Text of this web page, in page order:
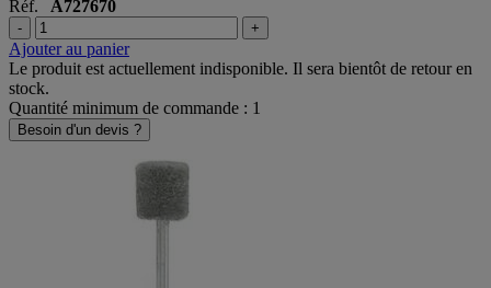
Réf. A727670
- +
Ajouter au panier
Le produit est actuellement indisponible. Il sera bientôt de retour en
stock.
Quantité minimum de commande : 1
Besoin d'un devis ?